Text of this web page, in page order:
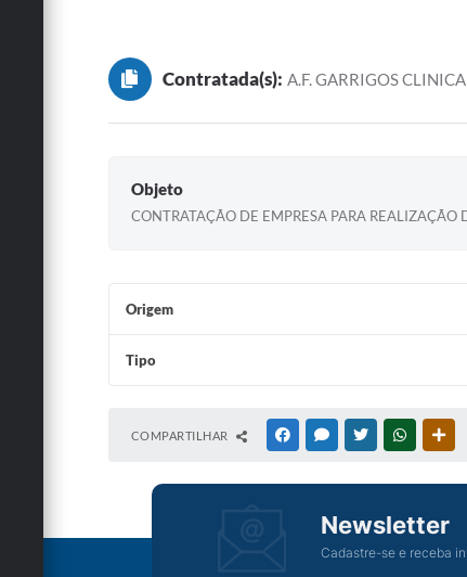
Contratada(s): A.F. GARRIGOS
Objeto
CONTRATAÇÃO DE EMPRESA PARA REALIZAÇÃO
Origem
Tipo
COMPARTILHAR FACEBOOKMESSENGER
TWITTERWHATSAPP
Newsletter
Cadastre-se e receba